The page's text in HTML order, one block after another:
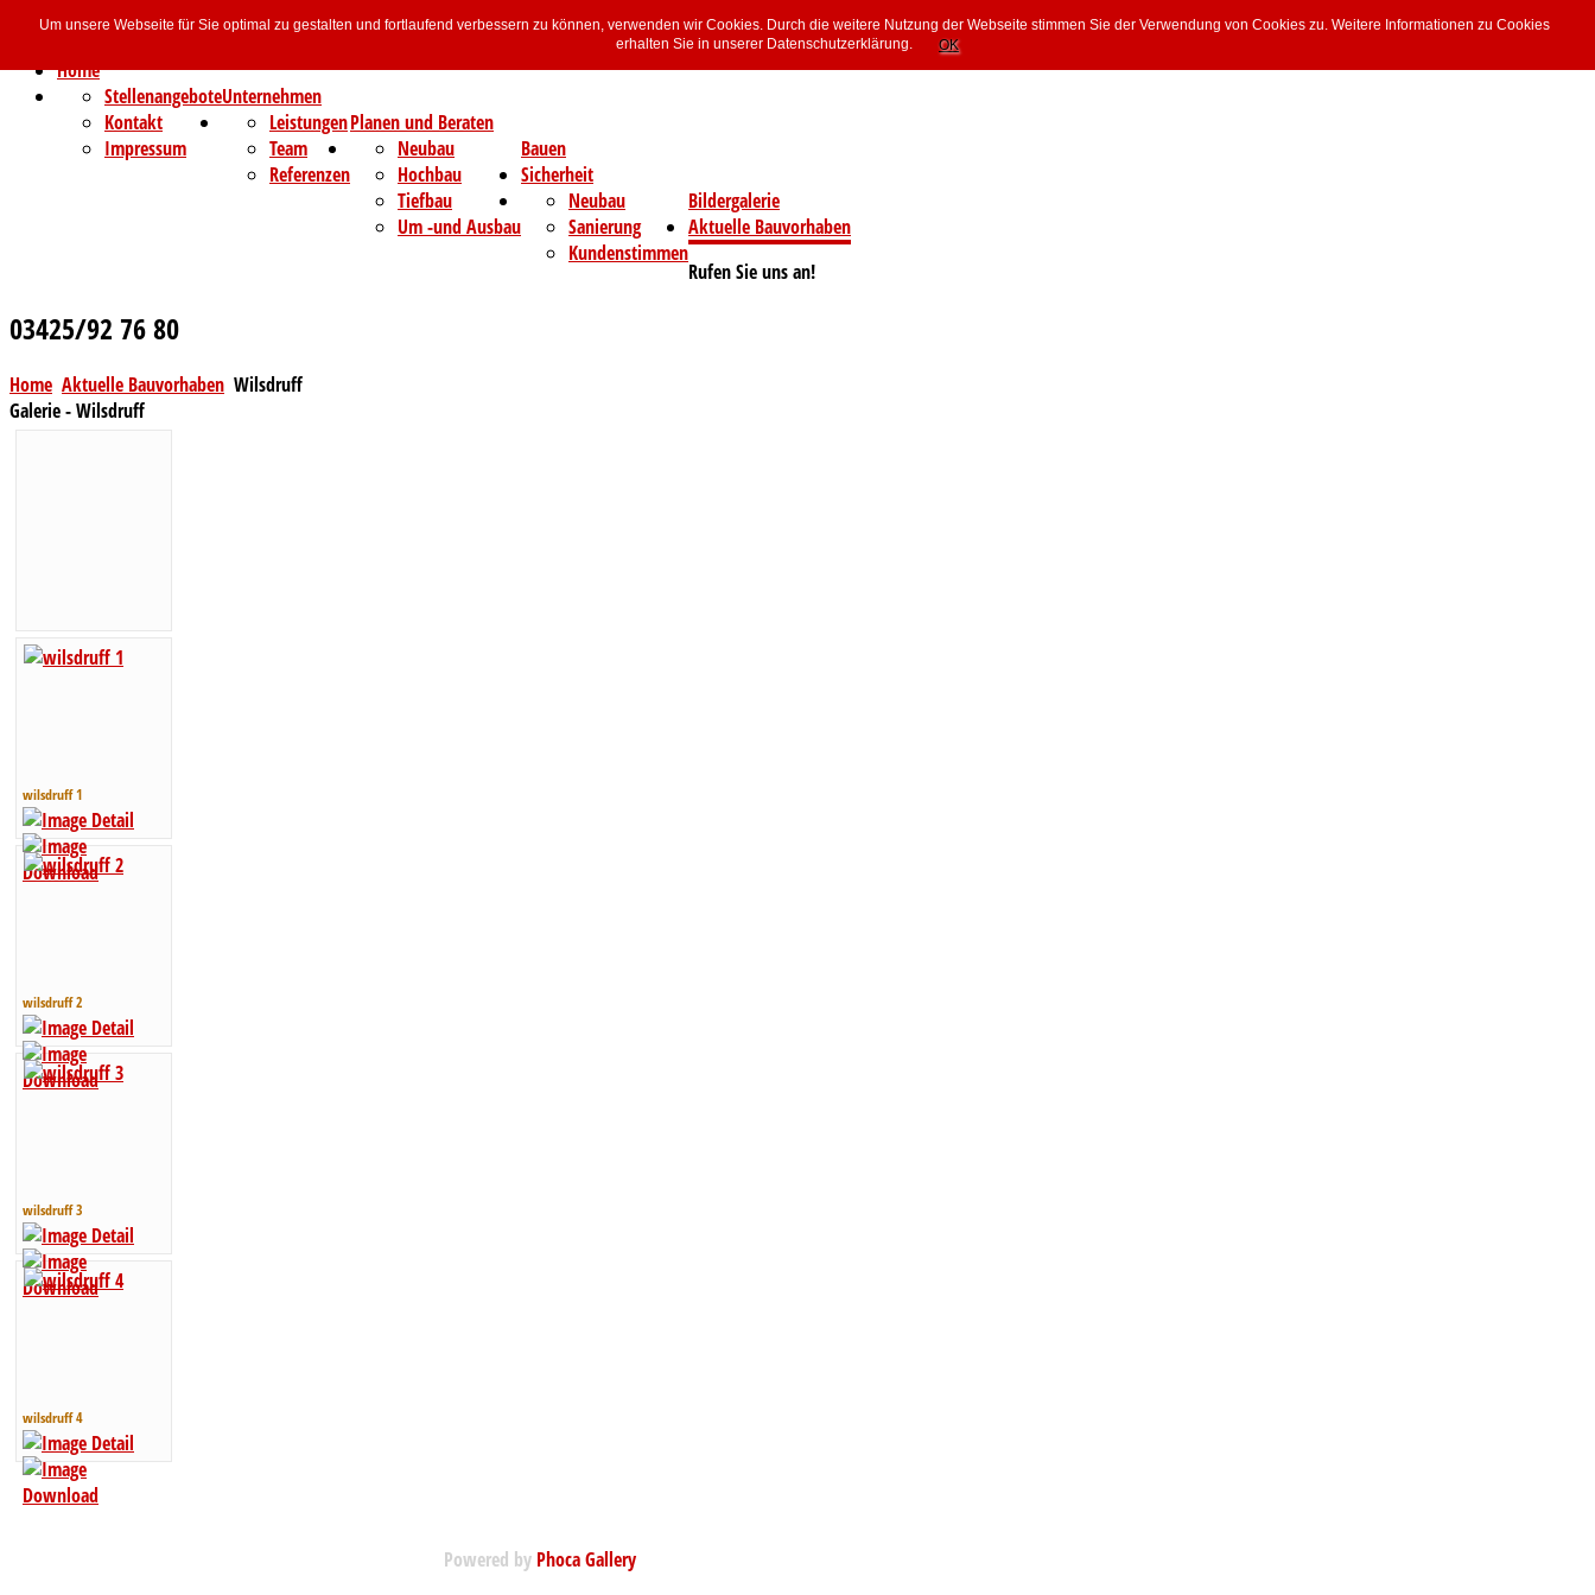
Home
Unternehmen
Stellenangebote
Kontakt
Impressum
Planen und Beraten
Leistungen
Team
Referenzen
Bauen
Neubau
Hochbau
Tiefbau
Um -und Ausbau
Sicherheit
Bildergalerie
Neubau
Sanierung
Kundenstimmen
Aktuelle Bauvorhaben
Rufen Sie uns an!
03425/92 76 80
Home Aktuelle Bauvorhaben Wilsdruff
Galerie - Wilsdruff
wilsdruff 1
wilsdruff 2
wilsdruff 3
wilsdruff 4
Powered by PhocaGallery
Um unsere Webseite für Sie optimal zu gestalten und fortlaufend verbessern zu können, verwenden wir Cookies. Durch die weitere Nutzung der Webseite stimmen Sie der Verwendung von Cookies zu. Weitere Informationen zu Cookies
erhalten Sie in unserer Datenschutzerklärung.
OK